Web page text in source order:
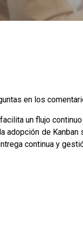
en los
un flujo
adopción de
continua y